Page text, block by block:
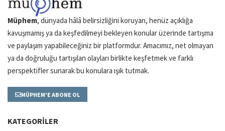
Müphem, dünyada hâlâ belirsizliğini koruyan, henüz açıklığa
kavuşmamış ya da keşfedilmeyi bekleyen konular üzerinde tartışma
ve paylaşım yapabileceğiniz bir platformdur. Amacımız, net olmayan
ya da doğruluğu tartışılan olayları birlikte keşfetmek ve farklı
perspektifler sunarak bu konulara ışık tutmak.
MÜPHEM'E ABONE OL
KATEGORILER